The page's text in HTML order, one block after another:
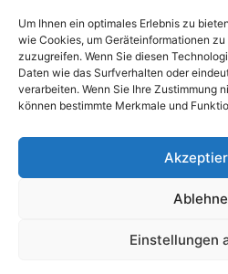
Um Ihnen ein optimales Erlebnis zu
wie Cookies, um Geräteinformationen
zuzugreifen. Wenn Sie diesen
Daten wie das Surfverhalten oder
verarbeiten. Wenn Sie Ihre Zustimmung
können bestimmte Merkmale und
Einstellungen